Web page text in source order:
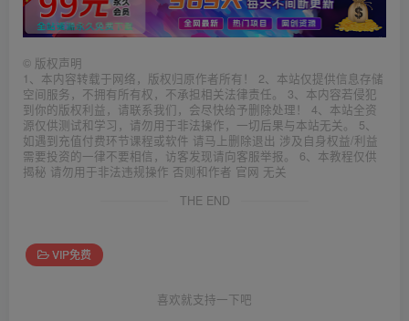
© 版权声明
1、本内容转载于网络，版权归原作者所有！ 2、本站仅提供信息存储
空间服务，不拥有所有权，不承担相关法律责任。 3、本内容若侵犯
到你的版权利益，请联系我们，会尽快给予删除处理！ 4、本站全资
源仅供测试和学习，请勿用于非法操作，一切后果与本站无关。 5、
如遇到充值付费环节课程或软件 请马上删除退出 涉及自身权益/利益
需要投资的一律不要相信，访客发现请向客服举报。 6、本教程仅供
揭秘 请勿用于非法违规操作 否则和作者 官网 无关
THE END
VIP免费
喜欢就支持一下吧